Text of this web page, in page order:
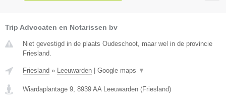
Trip Advocaten en Notarissen bv
Niet gevestigd in de plaats Oudeschoot, maar wel in de provincie
Friesland.
Friesland » Leeuwarden Google maps ▼
Wiardaplantage 9 8939 AA Leeuwarden (Friesland)